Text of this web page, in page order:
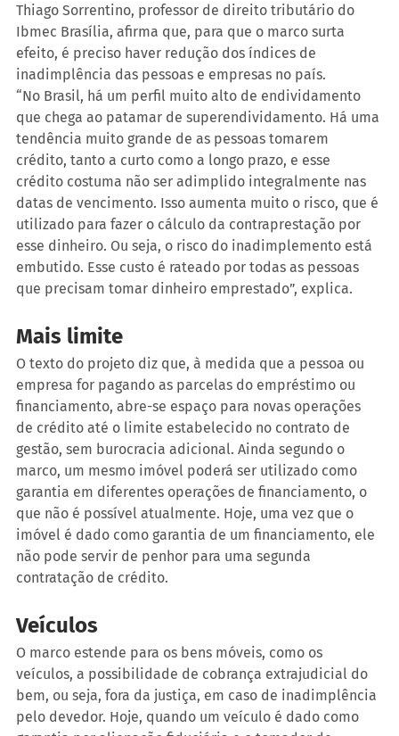
Thiago Sorrentino, professor de direito tributário do
Ibmec Brasília, afirma que, para que o marco surta
efeito, é preciso haver redução dos índices de
inadimplência das pessoas e empresas no país.
“No Brasil, há um perfil muito alto de endividamento
que chega ao patamar de superendividamento. Há uma
tendência muito grande de as pessoas tomarem
crédito, tanto a curto como a longo prazo, e esse
crédito costuma não ser adimplido integralmente nas
datas de vencimento. Isso aumenta muito o risco, que é
utilizado para fazer o cálculo da contraprestação por
esse dinheiro. Ou seja, o risco do inadimplemento está
embutido. Esse custo é rateado por todas as pessoas
que precisam tomar dinheiro emprestado”, explica.
Mais limite
O texto do projeto diz que, à medida que a pessoa ou
empresa for pagando as parcelas do empréstimo ou
financiamento, abre-se espaço para novas operações
de crédito até o limite estabelecido no contrato de
gestão, sem burocracia adicional. Ainda segundo o
marco, um mesmo imóvel poderá ser utilizado como
garantia em diferentes operações de financiamento, o
que não é possível atualmente. Hoje, uma vez que o
imóvel é dado como garantia de um financiamento, ele
não pode servir de penhor para uma segunda
contratação de crédito.
Veículos
O marco estende para os bens móveis, como os
veículos, a possibilidade de cobrança extrajudicial do
bem, ou seja, fora da justiça, em caso de inadimplência
pelo devedor. Hoje, quando um veículo é dado como